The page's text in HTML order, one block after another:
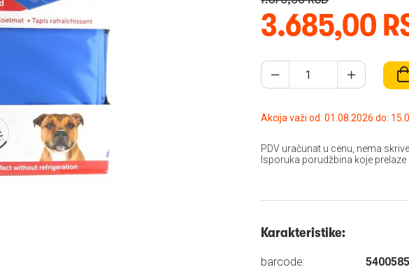
3.685,00
Akcija važi od:
PDV uračunat u cenu, nema
Isporuka porudžbina koje
Karakteristike:
barcode: